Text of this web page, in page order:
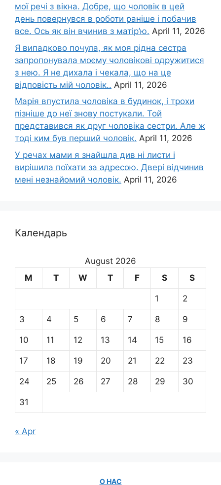
мої речі з вікна. Добре, що чоловік в цей
день повернувся в роботи раніше і побачив
все. Ось як він вчинив з матір’ю. April 11, 2026
Я випадково почула, як моя рідна сестра
запропонувала моєму чоловікові одружитися
з нею. Я не дихала і чекала, що на це
відповість мій чоловік.. April 11, 2026
Марія впустила чоловіка в будинок, і трохи
пізніше до неї знову постукали. Той
представився як друг чоловіка сестри. Але ж
тоді ким був перший чоловік. April 11, 2026
У речах мами я знайшла див ні листи і
вирішила поїхати за адресою. Двері відчинив
мені незнайомий чоловік. April 11, 2026
Календарь
August 2026
M
T W T F S S
1 2
3 4 5 6 7 8 9
10 11 12 13 14 15 16
17 18 19 20 21 22 23
24 25 26 27 28 29 30
31
« Apr
О НАС